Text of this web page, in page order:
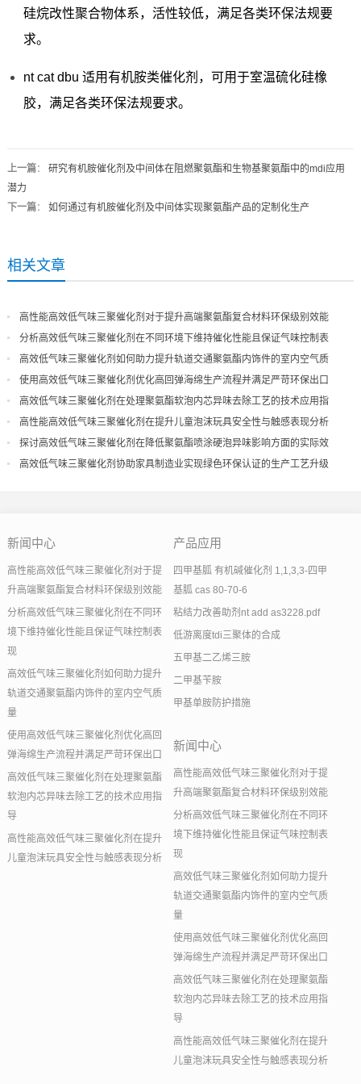
硅烷改性聚合物体系，活性较低，满足各类环保法规要
求。
nt cat dbu 适用有机胺类催化剂，可用于室温硫化硅橡
胶，满足各类环保法规要求。
上一篇： 研究有机胺催化剂及中间体在阻燃聚氨酯和生物基聚氨酯中的mdi应用
潜力
下一篇： 如何通过有机胺催化剂及中间体实现聚氨酯产品的定制化生产
相关文章
高性能高效低气味三聚催化剂对于提升高端聚氨酯复合材料环保级别效能
分析高效低气味三聚催化剂在不同环境下维持催化性能且保证气味控制表
现
高效低气味三聚催化剂如何助力提升轨道交通聚氨酯内饰件的室内空气质
量
使用高效低气味三聚催化剂优化高回弹海绵生产流程并满足严苛环保出口
高效低气味三聚催化剂在处理聚氨酯软泡内芯异味去除工艺的技术应用指
导
高性能高效低气味三聚催化剂在提升儿童泡沫玩具安全性与触感表现分析
探讨高效低气味三聚催化剂在降低聚氨酯喷涂硬泡异味影响方面的实际效
果
高效低气味三聚催化剂协助家具制造业实现绿色环保认证的生产工艺升级
新闻中心
高性能高效低气味三聚催化剂对于提
升高端聚氨酯复合材料环保级别效能
分析高效低气味三聚催化剂在不同环
境下维持催化性能且保证气味控制表
现
高效低气味三聚催化剂如何助力提升
轨道交通聚氨酯内饰件的室内空气质
量
使用高效低气味三聚催化剂优化高回
弹海绵生产流程并满足严苛环保出口
高效低气味三聚催化剂在处理聚氨酯
软泡内芯异味去除工艺的技术应用指
导
高性能高效低气味三聚催化剂在提升
儿童泡沫玩具安全性与触感表现分析
产品应用
四甲基胍 有机碱催化剂 1,1,3,3-四甲
基胍 cas 80-70-6
粘结力改善助剂nt add as3228.pdf
低游离度tdi三聚体的合成
五甲基二乙烯三胺
二甲基苄胺
甲基单胺防护措施
新闻中心
高性能高效低气味三聚催化剂对于提
升高端聚氨酯复合材料环保级别效能
分析高效低气味三聚催化剂在不同环
境下维持催化性能且保证气味控制表
现
高效低气味三聚催化剂如何助力提升
轨道交通聚氨酯内饰件的室内空气质
量
使用高效低气味三聚催化剂优化高回
弹海绵生产流程并满足严苛环保出口
高效低气味三聚催化剂在处理聚氨酯
软泡内芯异味去除工艺的技术应用指
导
高性能高效低气味三聚催化剂在提升
儿童泡沫玩具安全性与触感表现分析